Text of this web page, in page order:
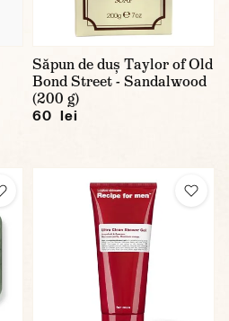
Săpun de duș Taylor of Old
Bond Street - Sandalwood
(200 g)
60 lei